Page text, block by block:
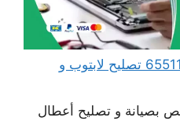
مهندس كمبيوتر الزور 65511033 تصليح لابتوب و
بصيانة و تصليح أعطال